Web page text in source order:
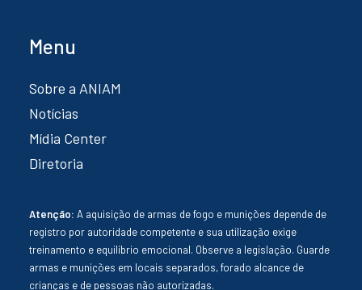
Menu
Sobre a ANIAM
Notícias
Mídia Center
Diretoria
Atenção: A aquisição de armas de fogo e munições depende de
registro por autoridade competente e sua utilização exige
treinamento e equilíbrio emocional. Observe a legislação. Guarde
armas e munições em locais separados, forado alcance de
crianças e de pessoas não autorizadas.